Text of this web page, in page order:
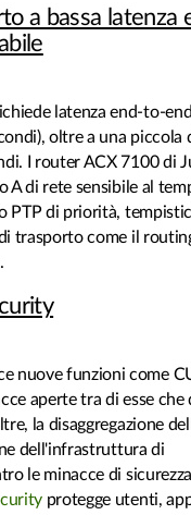
a bassa latenza
latenza end-to-
oltre a una piccola
I router ACX 7100 di
A di rete sensibile al
PTP di priorità,
trasporto come il
nuove funzioni come
aperte tra di esse che
la disaggregazione
dell'infrastruttura di
le minacce di
protegge utenti,